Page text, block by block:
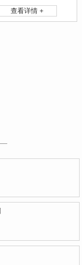
查看详情 +